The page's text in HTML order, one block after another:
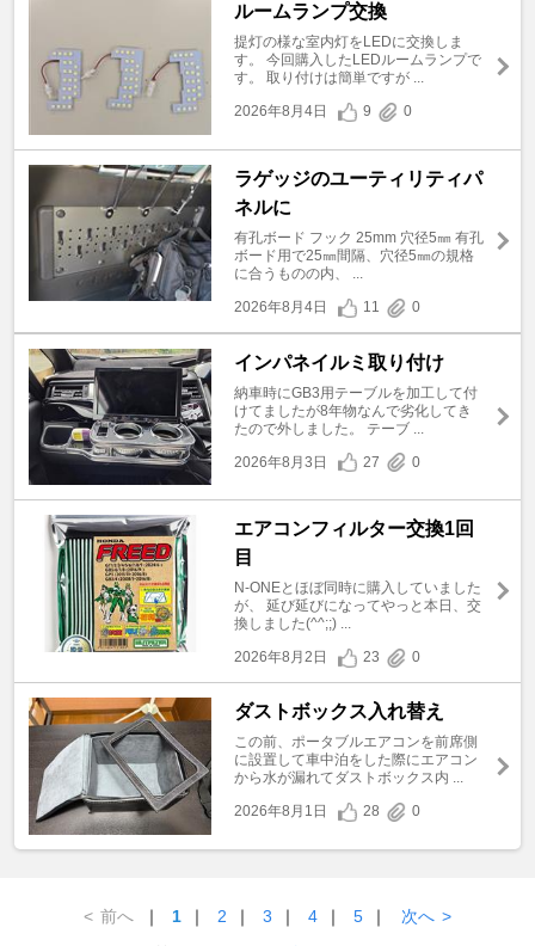
ルームランプ交換
提灯の様な室内灯をLEDに交換しま
す。 今回購入したLEDルームランプで
す。 取り付けは簡単ですが ...
2026年8月4日
9 0
ラゲッジのユーティリティパ
ネルに
有孔ボード フック 25mm 穴径5㎜ 有孔
ボード用で25㎜間隔、穴径5㎜の規格
に合うものの内、 ...
2026年8月4日
11 0
インパネイルミ取り付け
納車時にGB3用テーブルを加工して付
けてましたが8年物なんで劣化してき
たので外しました。 テーブ ...
2026年8月3日
27 0
エアコンフィルター交換1回
目
N-ONEとほぼ同時に購入していました
が、 延び延びになってやっと本日、交
換しました(^^;;) ...
2026年8月2日
23 0
ダストボックス入れ替え
この前、ポータブルエアコンを前席側
に設置して車中泊をした際にエアコン
から水が漏れてダストボックス内 ...
2026年8月1日
28 0
< 前へ ｜ 1 ｜ 2 ｜ 3 ｜ 4 ｜ 5 ｜ 次へ >